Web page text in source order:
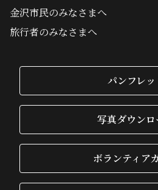
金沢市民のみなさまへ
旅行者のみなさまへ
パンフレッ
写真ダウンロ
ボランティア